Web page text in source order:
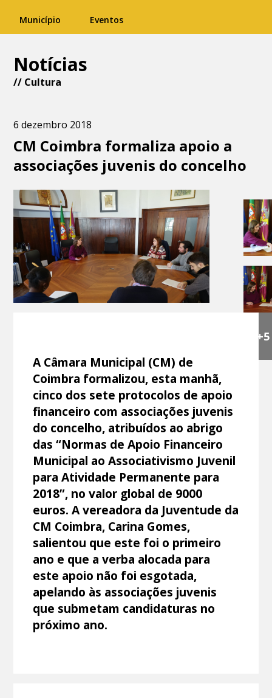
Município Eventos
Notícias
// Cultura
6 dezembro 2018
CM Coimbra formaliza apoio a
associações juvenis do concelho
+5
A Câmara Municipal (CM) de
Coimbra formalizou, esta manhã,
cinco dos sete protocolos de apoio
financeiro com associações juvenis
do concelho, atribuídos ao abrigo
das “Normas de Apoio Financeiro
Municipal ao Associativismo Juvenil
para Atividade Permanente para
2018”, no valor global de 9000
euros. A vereadora da Juventude da
CM Coimbra, Carina Gomes,
salientou que este foi o primeiro
ano e que a verba alocada para
este apoio não foi esgotada,
apelando às associações juvenis
que submetam candidaturas no
próximo ano.